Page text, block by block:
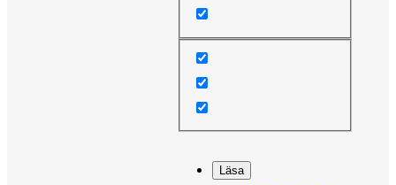
Läsa